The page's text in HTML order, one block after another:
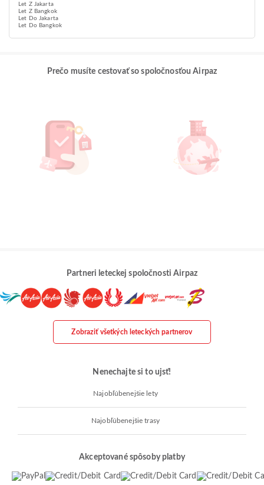
Let Z Jakarta
Let Z Bangkok
Let Do Jakarta
Let Do Bangkok
Prečo musíte cestovať so spoločnosťou Airpaz
Partneri leteckej spoločnosti Airpaz
Zobraziť všetkých leteckých partnerov
Nenechajte si to ujsť!
Najobľúbenejšie lety
Najobľúbenejšie trasy
Akceptované spôsoby platby